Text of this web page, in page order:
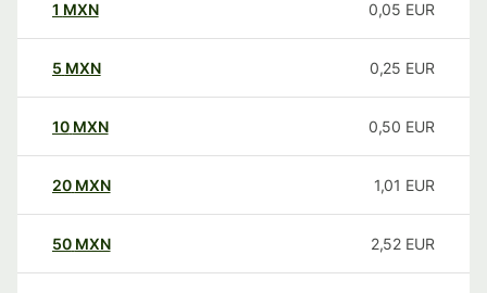
1 MXN 0,05 EUR
5 MXN 0,25 EUR
10 MXN 0,50 EUR
20 MXN 1,01 EUR
50 MXN 2,52 EUR